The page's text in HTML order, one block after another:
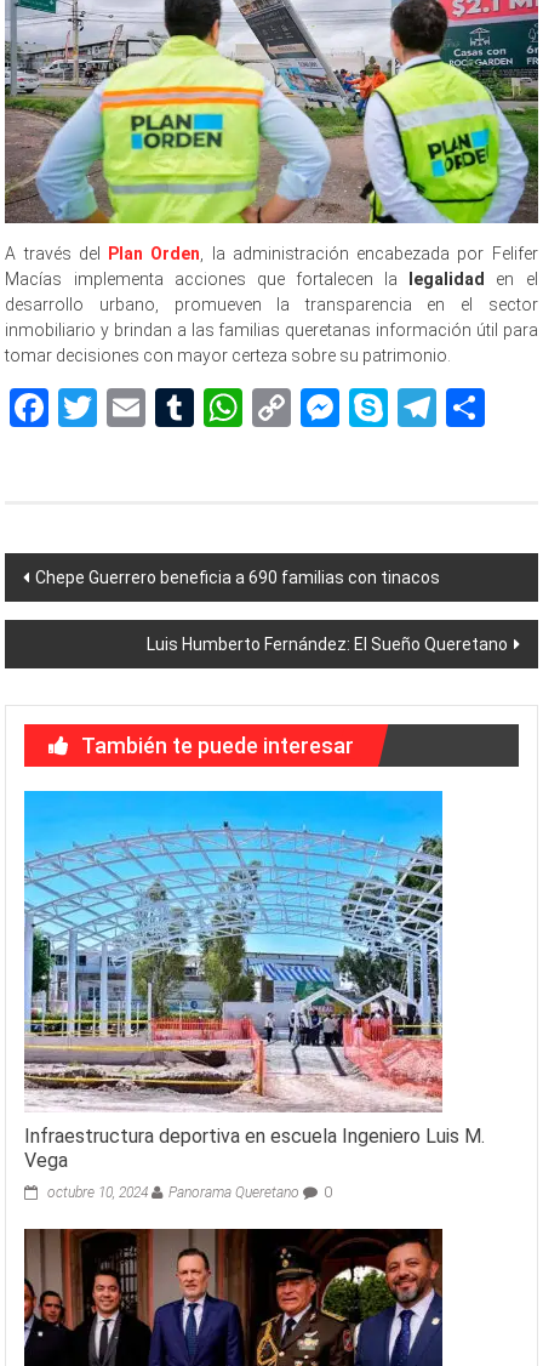
A través del Plan Orden , la administración encabezada por Felifer
Macías implementa acciones que fortalecen la
legalidad
en el
desarrollo urbano, promueven la transparencia en el sector
inmobiliario y brindan a las familias queretanas información útil para
tomar decisiones con mayor certeza sobre su patrimonio.
Facebook
Twitter
EmailTumblr
WhatsApp
CopyMessenger
Skype
Navegación
de
entradas
Chepe Guerrero beneficia a 690 familias con tinacos
Luis Humberto Fernández: El Sueño Queretano
También te puede interesar
Infraestructura deportiva en escuela Ingeniero Luis M.
Vega
octubre 10, 2024 Panorama Queretano 0